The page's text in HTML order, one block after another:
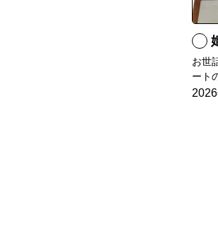
お世
ート